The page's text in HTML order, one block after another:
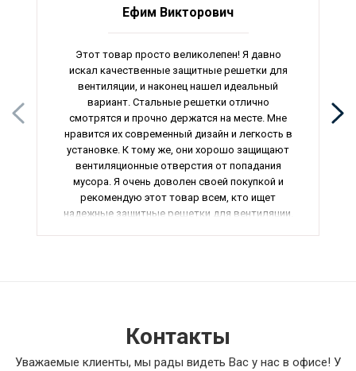
Ефим Викторович
Этот товар просто великолепен! Я давно
искал качественные защитные решетки для
вентиляции, и наконец нашел идеальный
вариант. Стальные решетки отлично
смотрятся и прочно держатся на месте. Мне
нравится их современный дизайн и легкость в
установке. К тому же, они хорошо защищают
вентиляционные отверстия от попадания
мусора. Я очень доволен своей покупкой и
рекомендую этот товар всем, кто ищет
надежные защитные решетки для вентиляции.
Контакты
Уважаемые клиенты, мы рады видеть Вас у нас в офисе! У